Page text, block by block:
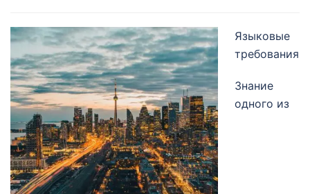
Языковые
требования
Знание
одного из